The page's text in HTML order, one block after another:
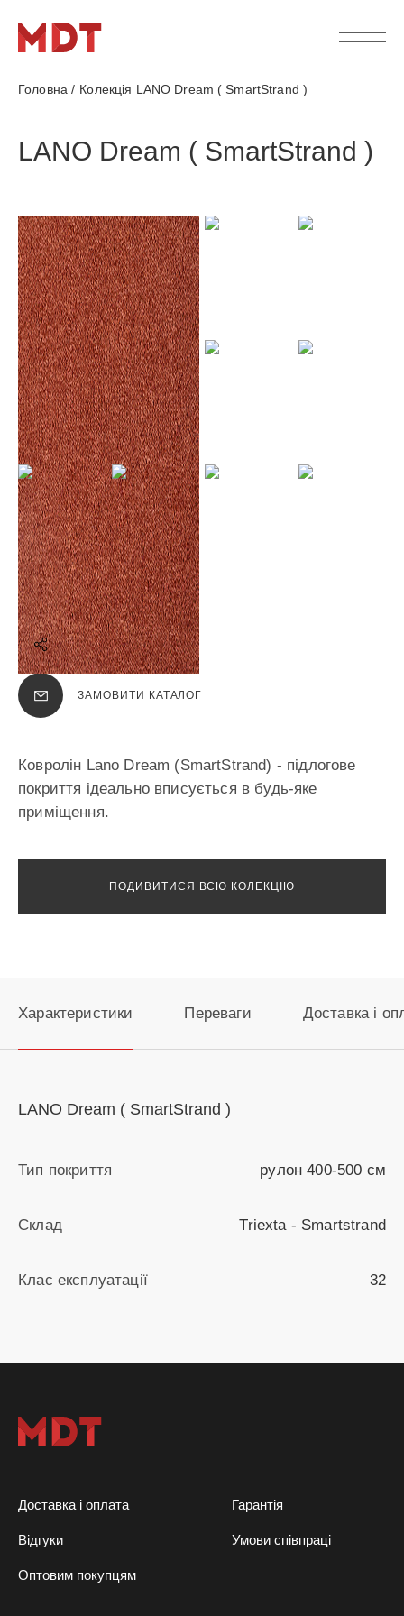
Головна / Колекція LANO Dream ( SmartStrand )
LANO Dream ( SmartStrand )
ПОДІЛИТИСЯ
ЗАМОВИТИ КАТАЛОГ
Ковролін Lano Dream (SmartStrand) - підлогове
покриття ідеально вписується в будь-яке
приміщення.
ПОДИВИТИСЯ ВСЮ КОЛЕКЦІЮ
Характеристики Переваги Доставка і
LANO Dream ( SmartStrand )
Тип покриття рулон 400-500 см
Склад Triexta - Smartstrand
Клас експлуатації 32
Доставка і оплата Гарантія
Відгуки Умови співпраці
Оптовим покупцям